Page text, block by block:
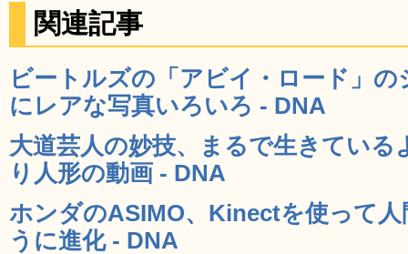
関連記事
ビートルズの「アビイ・ロード」
にレアな写真いろいろ - DNA
大道芸人の妙技、まるで生きてい
り人形の動画 - DNA
ホンダのASIMO、Kinectを使って
うに進化 - DNA